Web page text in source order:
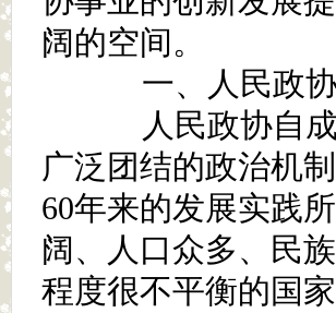
阔的空间。
一、人民政协
人民政协自成
广泛团结的政治机
60年来的发展实践
阔、人口众多、民
程度很不平衡的国